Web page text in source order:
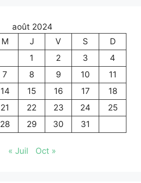
août 2024
M J V S
D
1
2 3
4
7 8 9 10
11
14 15 16 17
18
21 22 23 24
25
28 29 30 31
« Juil Oct »